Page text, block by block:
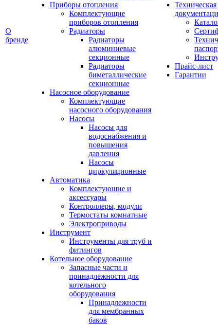
О
бренде
Приборы отопления
Комплектующие
приборов отопления
Радиаторы
Радиаторы
алюминиевые
секционные
Радиаторы
биметаллические
секционные
Насосное оборудование
Комплектующие
насосного оборудования
Насосы
Насосы для
водоснабжения и
повышения
давления
Насосы
циркуляционные
Автоматика
Комплектующие и
аксессуары
Контроллеры, модули
Термостаты комнатные
Электроприводы
Инструмент
Инструменты для труб и
фитингов
Котельное оборудование
Запасные части и
принадлежности для
котельного
оборудования
Принадлежности
для мембранных
баков
Техническая
Прайс-лист
Гарантии